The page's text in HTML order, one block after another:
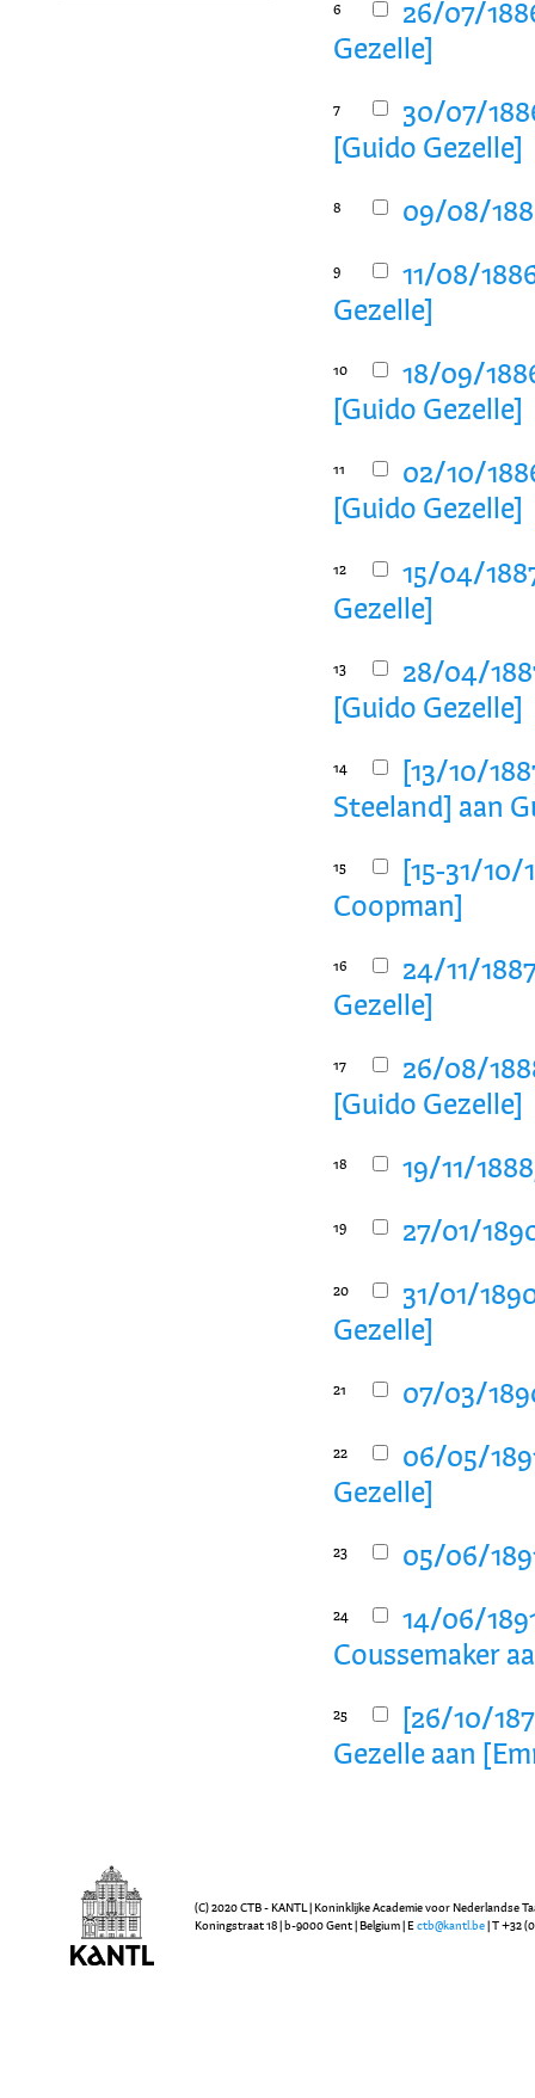
6
26/07/
Gezelle]
7
30/07/
[Guido Gezelle]
8 09/08/
9
11/08/
Gezelle]
10
18/09/
[Guido Gezelle]
11
02/10/
[Guido Gezelle]
12
15/04/
Gezelle]
13
28/04/
[Guido Gezelle]
14
[13/10/
Steeland] aan
15
[15-31/
Coopman]
16
24/11/
Gezelle]
17
26/08/
[Guido Gezelle]
18 19/11/
19 27/01/
20
31/01/
Gezelle]
21 07/03/
22
06/05/
Gezelle]
23 05/06/
24
14/06/
Coussemaker
25
[26/10/
Gezelle aan
(C) 2020 CTB - KANTL | Koninklijke Academie voor Nederlandse
Koningstraat 18 | b-9000 Gent | Belgium | E ctb@kantl.be | T +32